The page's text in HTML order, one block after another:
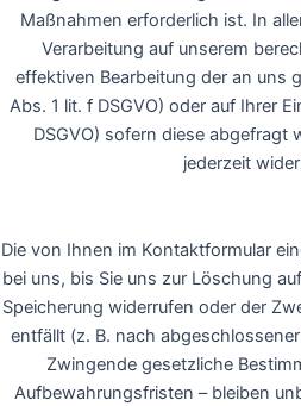
Maßnahmen erforderlich ist. In
Verarbeitung auf unserem
effektiven Bearbeitung der an uns
Abs. 1 lit. f DSGVO) oder auf Ihrer
DSGVO) sofern diese abgefragt
jederzeit
Die von Ihnen im Kontaktformular
bei uns, bis Sie uns zur Löschung
Speicherung widerrufen oder der
entfällt (z. B. nach
Zwingende gesetzliche
Aufbewahrungsfristen – bleiben